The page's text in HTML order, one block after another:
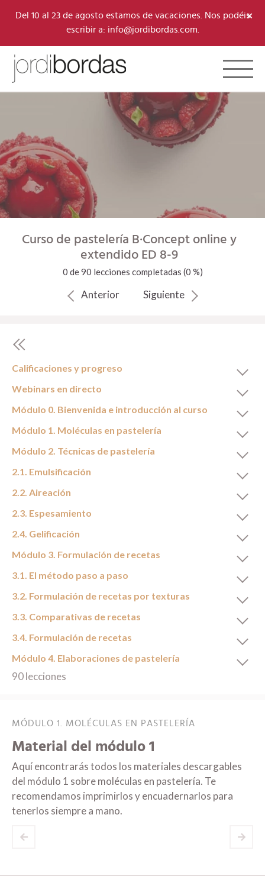
Del 10 al 23 de agosto estamos de vacaciones. Nos podéis
escribir a: info@jordibordas.com.
×
Toggle
Curso de pastelería B·Concept online y
extendido ED 8-9
0 de 90 lecciones completadas (0 %)
Anterior Siguiente
Calificaciones y progreso
Webinars en directo
Módulo 0. Bienvenida e introducción al curso
Módulo 1. Moléculas en pastelería
Módulo 2. Técnicas de pastelería
2.1. Emulsificación
2.2. Aireación
2.3. Espesamiento
2.4. Gelificación
Módulo 3. Formulación de recetas
3.1. El método paso a paso
3.2. Formulación de recetas por texturas
3.3. Comparativas de recetas
3.4. Formulación de recetas
Módulo 4. Elaboraciones de pastelería
90 lecciones
MÓDULO 1. MOLÉCULAS EN PASTELERÍA
Material del módulo 1
Aquí encontrarás todos los materiales descargables
del módulo 1 sobre moléculas en pastelería. Te
recomendamos imprimirlos y encuadernarlos para
tenerlos siempre a mano.